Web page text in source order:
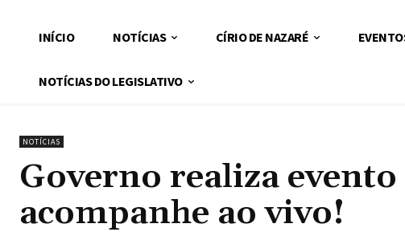
INÍCIO NOTÍCIAS CÍRIO DE NAZARÉ
NOTÍCIAS DO LEGISLATIVO
NOTÍCIAS
Governo realiza evento
acompanhe ao vivo!